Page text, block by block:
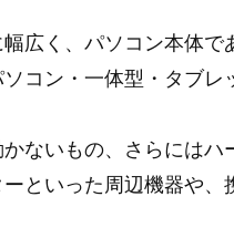
広く、パソコン本体
コン・一体型・タブレ
ないもの、さらには
といった周辺機器や